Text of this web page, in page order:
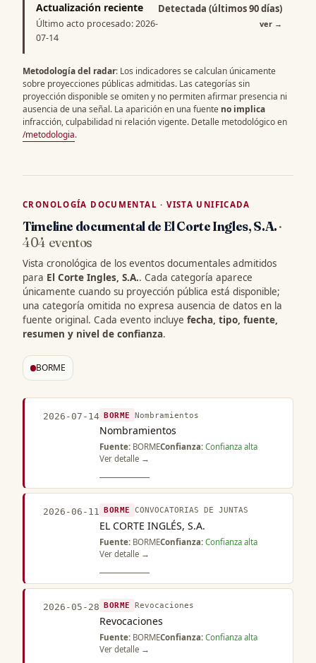
Actualización reciente
Último acto procesado: 2026-
07-14
Detectada (últimos 90 días)
ver →
Metodología del radar: Los indicadores se calculan únicamente
sobre proyecciones públicas admitidas. Las categorías sin
proyección disponible se omiten y no permiten afirmar presencia ni
ausencia de una señal. La aparición en una fuente no implica
infracción, culpabilidad ni relación vigente. Detalle metodológico en
/metodologia.
CRONOLOGÍA DOCUMENTAL · VISTA UNIFICADA
Timeline documental de El Corte Ingles, S.A.·
404 eventos
Vista cronológica de los eventos documentales admitidos
para El Corte Ingles, S.A.. Cada categoría aparece
únicamente cuando su proyección pública está disponible;
una categoría omitida no expresa ausencia de datos en la
fuente original. Cada evento incluye fecha, tipo, fuente,
resumen y nivel de confianza.
BORME
2026-07-14 BORME Nombramientos
Nombramientos
Fuente: BORMEConfianza: Confianza alta
Ver detalle →
2026-06-11 BORME CONVOCATORIAS DE JUNTAS
EL CORTE INGLÉS, S.A.
Fuente: BORMEConfianza: Confianza alta
Ver detalle →
2026-05-28 BORME Revocaciones
Revocaciones
Fuente: BORMEConfianza: Confianza alta
Ver detalle →